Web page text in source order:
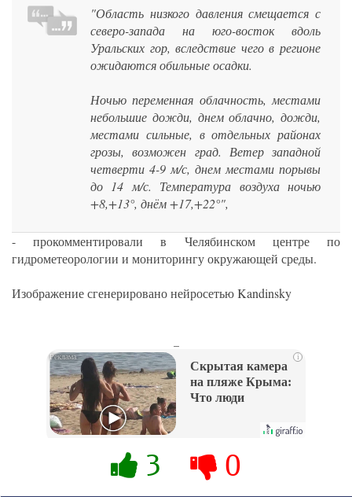
"Область низкого давления смещается с
северо-запада на юго-восток вдоль
Уральских гор, вследствие чего в регионе
ожидаются обильные осадки.
Ночью переменная облачность, местами
небольшие дожди, днем облачно, дожди,
местами сильные, в отдельных районах
грозы, возможен град. Ветер западной
четверти 4-9 м/с, днем местами порывы
до 14 м/с. Температура воздуха ночью
+8,+13°, днём +17,+22°",
- прокомментировали в Челябинском центре по
гидрометеорологии и мониторингу окружающей среды.
Изображение сгенерировано нейросетью Kandinsky
i
Скрытая камера
на пляже Крыма:
Что люди
их не видят...
3 0